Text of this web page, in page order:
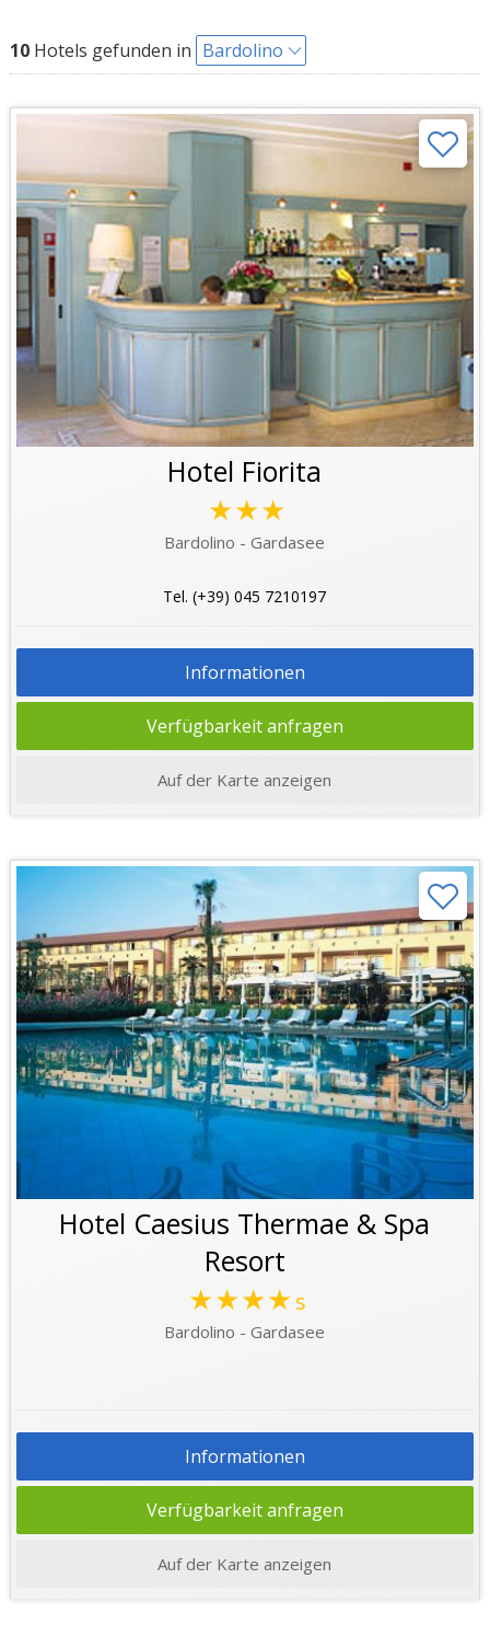
10Hotels gefunden in Bardolino
Hotel Fiorita
★★★
Bardolino - Gardasee
Tel. (+39) 045 7210197
Informationen
Verfügbarkeit anfragen
Auf der Karte anzeigen
Hotel Caesius Thermae & Spa
Resort
★★★★s
Bardolino - Gardasee
Informationen
Verfügbarkeit anfragen
Auf der Karte anzeigen